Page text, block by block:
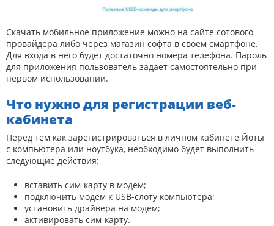
Скачать мобильное приложение можно на сайте сотового
провайдера либо через магазин софта в своем смартфоне.
Для входа в него будет достаточно номера телефона. Пароль
для приложения пользователь задает самостоятельно при
первом использовании.
Что нужно для регистрации веб-
кабинета
Перед тем как зарегистрироваться в личном кабинете Йоты
с компьютера или ноутбука, необходимо будет выполнить
следующие действия:
вставить сим-карту в модем;
подключить модем к USB-слоту компьютера;
установить драйвера на модем;
активировать сим-карту.